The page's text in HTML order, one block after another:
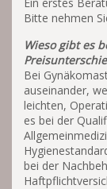
Bitte nehmen
Wieso gibt es
Bei
auseinander,
leichten,
es bei der
bei der